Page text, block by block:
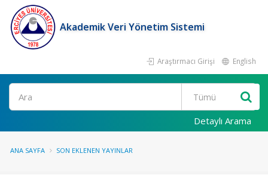
Akademik Veri Yönetim Sistemi
Araştırmacı Girişi English
Ara
Detaylı Arama
ANA SAYFA SON EKLENEN YAYINLAR